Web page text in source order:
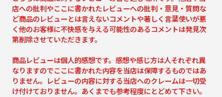
店への批判やここに書かれたレビューへの批判・意見・質問な
ど商品のレビューとは言えないコメントや著しく言葉使いが悪
く他のお客様に不快感を与える可能性のあるコメントは発見次
第削除させていただきます。
商品レビューは個人的感想です。感想や感じ方は人それぞれ異
なりますのでここに書かれた内容を当店は保障するものではあ
りません。レビューの内容に対する当店へのクレームは一切受
け付けておりません。あくまでも参考程度にとどめて下さい。